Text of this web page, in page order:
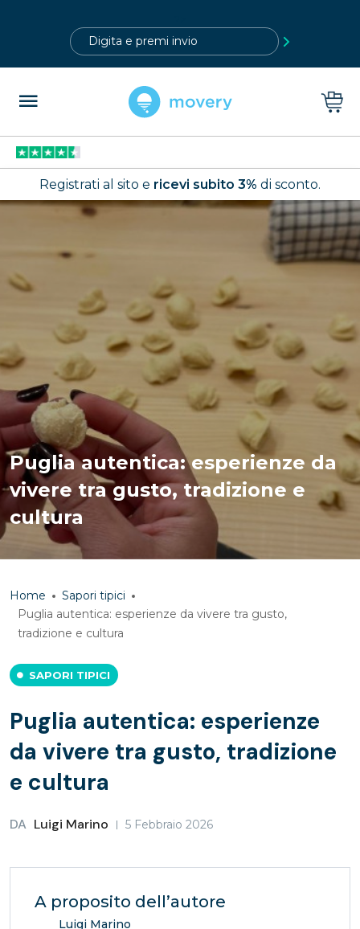
Registrati al sito e ricevi subito 3% di sconto.
Puglia autentica: esperienze da
vivere tra gusto, tradizione e
cultura
Home
Sapori tipici
Puglia autentica: esperienze da vivere tra gusto,
tradizione e cultura
SAPORI TIPICI
Puglia autentica: esperienze
da vivere tra gusto, tradizione
e cultura
DA Luigi Marino 5 Febbraio 2026
A proposito dell’autore
Luigi Marino